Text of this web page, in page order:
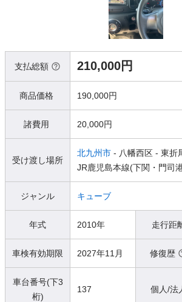
支払総額 210,000円
商品価格 190,000円
諸費用 20,000円
受け渡し場所
北九州市 - 八幡西区 - 東折
JR鹿児島本線(下関・門司
ジャンル キューブ
年式 2010年 走行距
車検有効期限 2027年11月 修復歴
車台番号(下3
桁)
137 個人/法